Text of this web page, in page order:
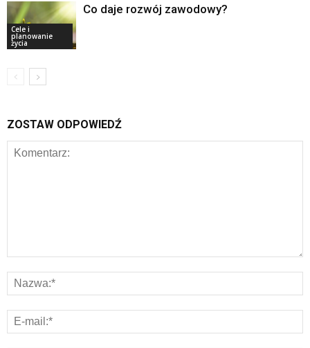
Cele i
planowanie
życia
Co daje rozwój zawodowy?
ZOSTAW ODPOWIEDŹ